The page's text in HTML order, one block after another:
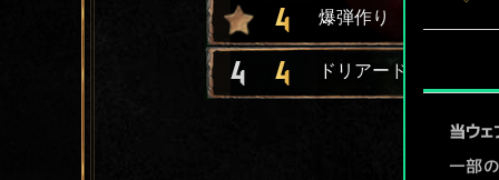
当ウ
一部
4 爆弾作り
4 4 ドリアードの指南役